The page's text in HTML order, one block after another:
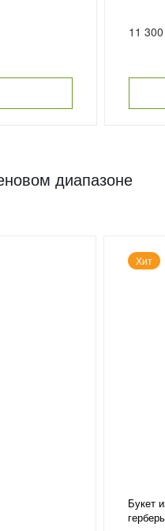
11
диапазоне
Хит
Букет